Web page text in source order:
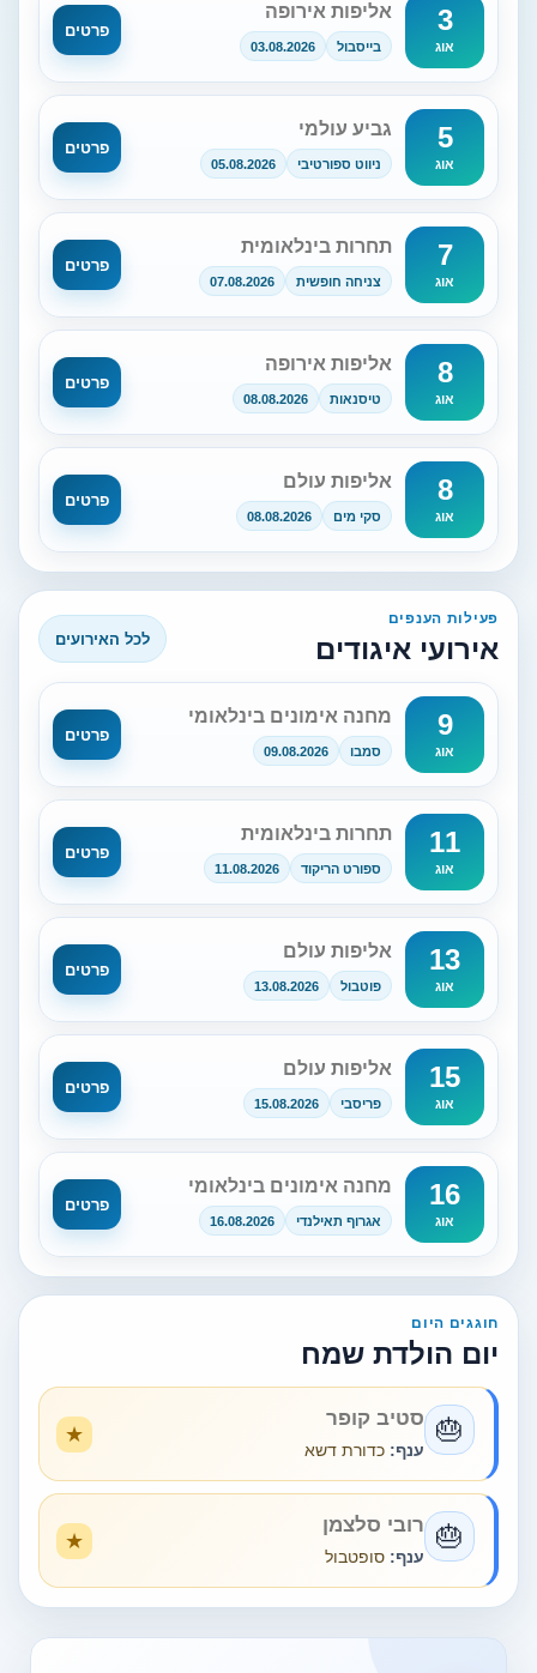
3
אוג
אליפות אירופה
בייסבול 03.08.2026
פרטים
5
אוג
גביע עולמי
ניווט ספורטיבי 05.08.2026
פרטים
7
אוג
תחרות בינלאומית
צניחה חופשית 07.08.2026
פרטים
8
אוג
אליפות אירופה
טיסנאות 08.08.2026
פרטים
8
אוג
אליפות עולם
סקי מים 08.08.2026
פרטים
פעילות הענפים
אירועי איגודים לכל האירועים
9
אוג
מחנה אימונים בינלאומי
סמבו 09.08.2026
פרטים
11
אוג
תחרות בינלאומית
ספורט הריקוד 11.08.2026
פרטים
13
אוג
אליפות עולם
פוטבול 13.08.2026
פרטים
15
אוג
אליפות עולם
פריסבי 15.08.2026
פרטים
16
אוג
מחנה אימונים בינלאומי
אגרוף תאילנדי 16.08.2026
פרטים
חוגגים היום
יום הולדת שמח
🎂 סטיב קופר
ענף: כדורת דשא
🎂 רובי סלצמן
ענף: סופטבול